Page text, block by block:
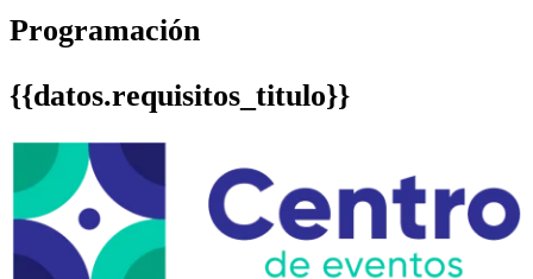
Programación
{{datos.requisitos_titulo}}